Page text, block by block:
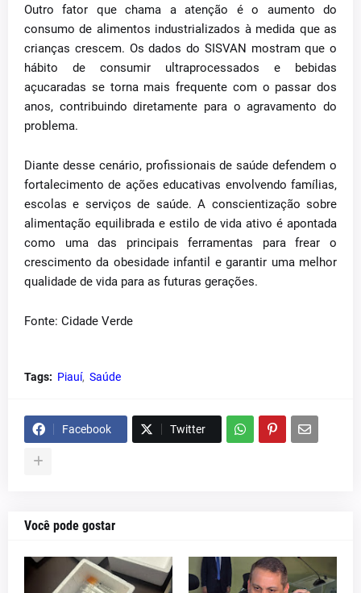
Outro fator que chama a atenção é o aumento do
consumo de alimentos industrializados à medida que as
crianças crescem. Os dados do SISVAN mostram que o
hábito de consumir ultraprocessados e bebidas
açucaradas se torna mais frequente com o passar dos
anos, contribuindo diretamente para o agravamento do
problema.
Diante desse cenário, profissionais de saúde defendem o
fortalecimento de ações educativas envolvendo famílias,
escolas e serviços de saúde. A conscientização sobre
alimentação equilibrada e estilo de vida ativo é apontada
como uma das principais ferramentas para frear o
crescimento da obesidade infantil e garantir uma melhor
qualidade de vida para as futuras gerações.
Fonte: Cidade Verde
Tags: Piauí Saúde
Facebook Twitter
Você pode gostar